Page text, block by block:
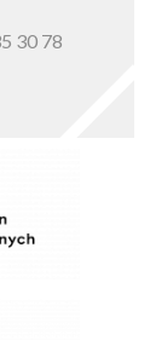
30 78